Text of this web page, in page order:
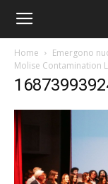
Home
Emergono
Molise Contamination